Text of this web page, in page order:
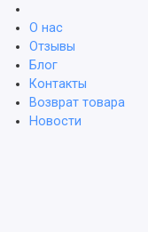
О нас
Отзывы
Блог
Контакты
Возврат товара
Новости